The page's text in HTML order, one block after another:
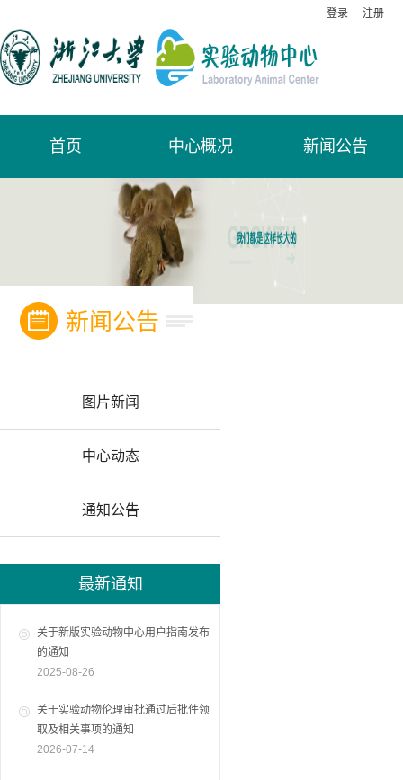
登录 注册
首页 中心概况 新闻公告
新闻公告
图片新闻
中心动态
通知公告
最新通知
关于新版实验动物中心用户指南发布
的通知
2025-08-26
关于实验动物伦理审批通过后批件领
取及相关事项的通知
2026-07-14